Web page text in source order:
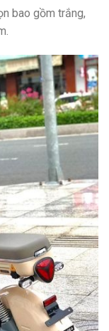
bao gồm trắng,